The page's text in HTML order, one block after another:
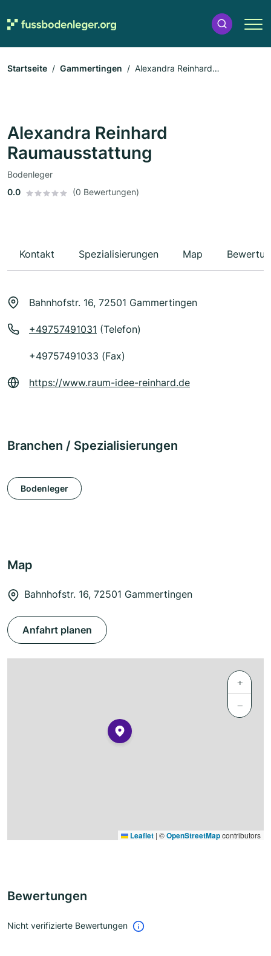
Startseite Gammertingen
Alexandra Reinhard
Alexandra Reinhard
Raumausstattung
Bodenleger
0.0
(0 Bewertungen)
Kontakt Spezialisierungen Map
Bahnhofstr. 16, 72501 Gammertingen
+49757491031 (Telefon)
+49757491033 (Fax)
https://www.raum-idee-reinhard.de
Branchen / Spezialisierungen
Bodenleger
Map
Bahnhofstr. 16, 72501 Gammertingen
Anfahrt planen
+
−
Leaflet | ©OpenStreetMapcontributors
Bewertungen
Nicht verifizierte Bewertungen